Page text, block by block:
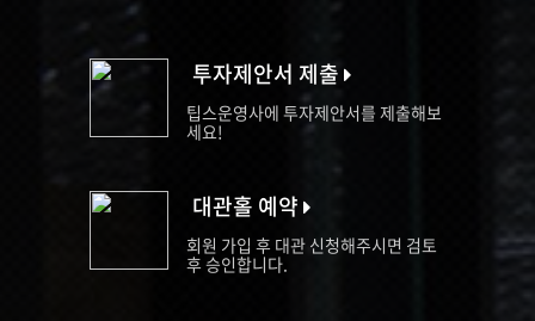
투자제안서 제출
팁스운영사에 투자제안서를 제출해보
세요!
대관홀 예약
회원 가입 후 대관 신청해주시면 검토
후 승인합니다.